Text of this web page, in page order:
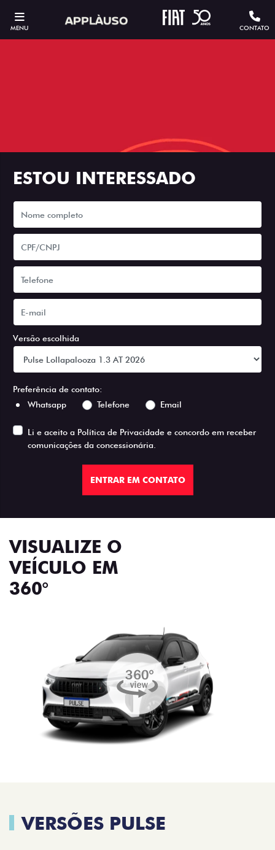
MENU CONTATO
ESTOU INTERESSADO
Versão escolhida
Preferência de contato:
Whatsapp
Telefone Email
Li e aceito a Política de Privacidade e concordo em receber
comunicações da concessionária.
ENTRAR EM CONTATO
VISUALIZE O
VEÍCULO EM
360°
VERSÕES PULSE